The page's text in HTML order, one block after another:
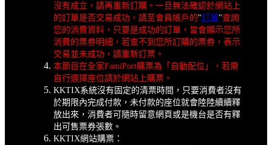
沒有成立，請再重新訂購。一旦無法確認於網站上
的訂單是否交易成功，請至會員帳戶的"訂單"查詢
您的消費資料，只要是成功的訂單，皆會顯示您所
消費的票券明細，若查不到您所訂購的票券，表示
交易並未成功，請重新訂票。
本節目在全家FamiPort購票為「自動配位」，若需
自行選擇座位請於網站上購票。
KKTIX系統沒有固定的清票時間，只要消費者沒有
於期限內完成付款，未付款的座位就會陸陸續續釋
放出來，消費者可隨時留意網頁或是機台是否有釋
出可售票券張數。
KKTIX網站購票：